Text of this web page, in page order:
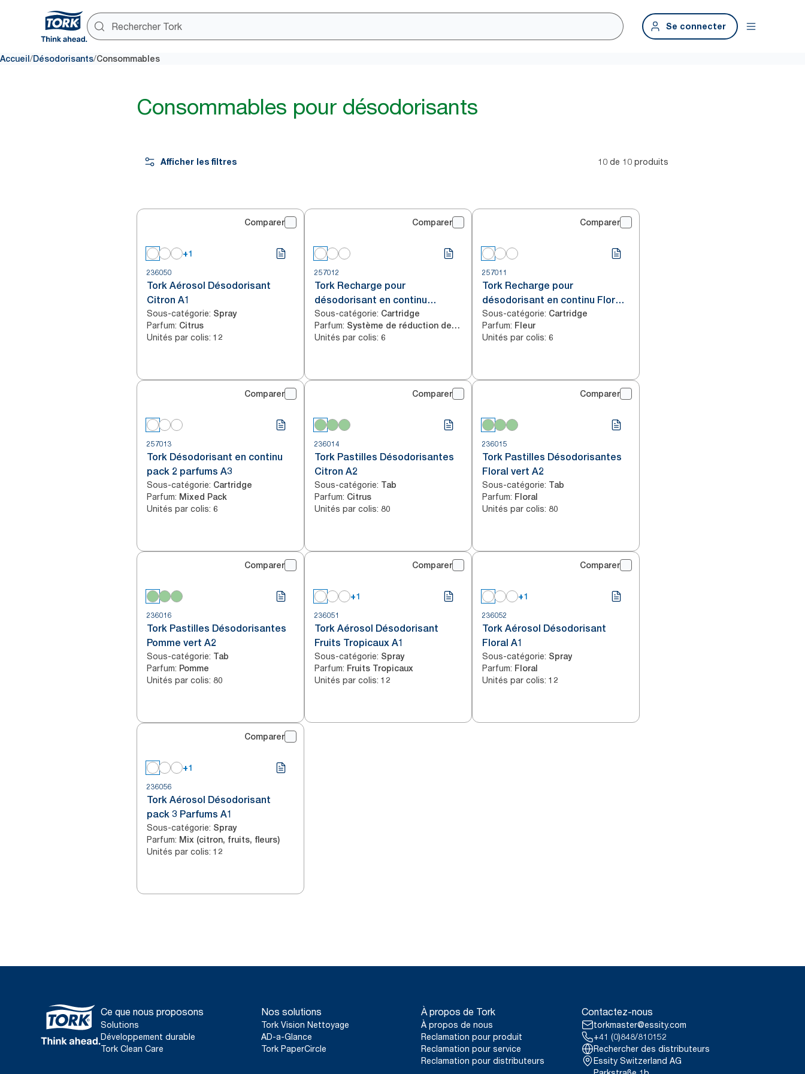
Se connecter
Accueil /Désodorisants/Consommables
Consommables pour désodorisants
Afficher les filtres 10 de 10 produits
Comparer
+1
236050
Tork Aérosol Désodorisant
Citron A1
Sous-catégorie: Spray
Parfum: Citrus
Unités par colis: 12
Comparer
257012
Tork Recharge pour
désodorisant en continu
neutralisateur d'odeurs A3
Sous-catégorie: Cartridge
Parfum: Système de réduction des odeurs « Odour Neutralizer »
Unités par colis: 6
Comparer
257011
Tork Recharge pour
désodorisant en continu Floral
A3
Sous-catégorie: Cartridge
Parfum: Fleur
Unités par colis: 6
Comparer
257013
Tork Désodorisant en continu
pack 2 parfums A3
Sous-catégorie: Cartridge
Parfum: Mixed Pack
Unités par colis: 6
Comparer
236014
Tork Pastilles Désodorisantes
Citron A2
Sous-catégorie: Tab
Parfum: Citrus
Unités par colis: 80
Comparer
236015
Tork Pastilles Désodorisantes
Floral vert A2
Sous-catégorie: Tab
Parfum: Floral
Unités par colis: 80
Comparer
236016
Tork Pastilles Désodorisantes
Pomme vert A2
Sous-catégorie: Tab
Parfum: Pomme
Unités par colis: 80
Comparer
+1
236051
Tork Aérosol Désodorisant
Fruits Tropicaux A1
Sous-catégorie: Spray
Parfum: Fruits Tropicaux
Unités par colis: 12
Comparer
+1
236052
Tork Aérosol Désodorisant
Floral A1
Sous-catégorie: Spray
Parfum: Floral
Unités par colis: 12
Comparer
+1
236056
Tork Aérosol Désodorisant
pack 3 Parfums A1
Sous-catégorie: Spray
Parfum: Mix (citron, fruits, fleurs)
Unités par colis: 12
Ce que nous proposons
Solutions
Développement durable
Tork Clean Care
Nos solutions
Tork Vision Nettoyage
AD-a-Glance
Tork PaperCircle
À propos de Tork
À propos de nous
Reclamation pour produit
Reclamation pour service
Reclamation pour distributeurs
Contactez-nous
torkmaster@essity.com
+41 (0)848/810152
Rechercher des distributeurs
Essity Switzerland AG